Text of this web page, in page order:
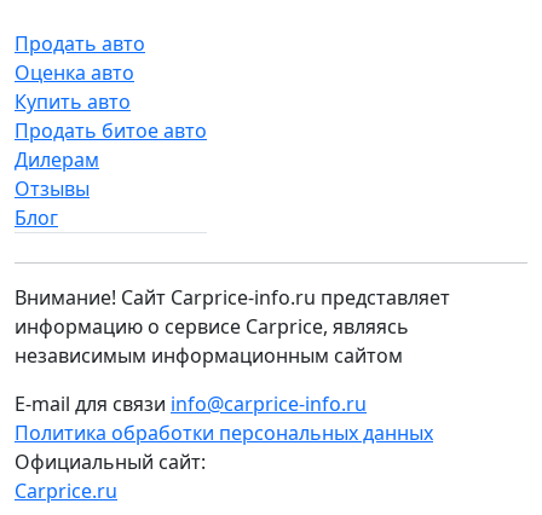
Продать авто
Оценка авто
Купить авто
Продать битое авто
Дилерам
Отзывы
Блог
Внимание! Сайт Carprice-info.ru представляет
информацию о сервисе Carprice, являясь
независимым информационным сайтом
E-mail для связи info@carprice-info.ru
Политика обработки персональных данных
Официальный сайт:
Carprice.ru